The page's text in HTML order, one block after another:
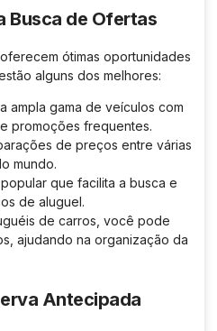
Busca de Ofertas
ótimas oportunidades
alguns dos melhores:
ampla gama de veículos com
promoções frequentes.
de preços entre várias
mundo.
que facilita a busca e
de aluguel.
de carros, você pode
ajudando na organização da
Antecipada